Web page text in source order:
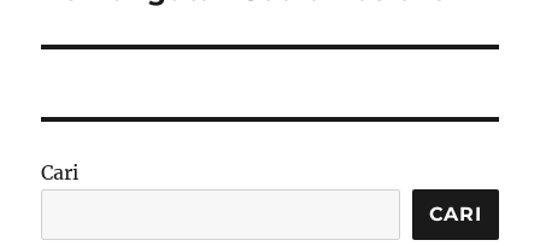
Cari
CARI